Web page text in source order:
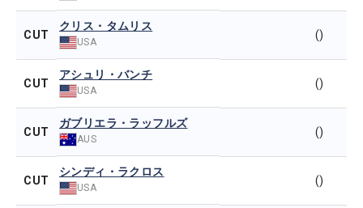
CUT
クリス・タムリス
USA
()
CUT
アシュリ・バンチ
USA
()
CUT
ガブリエラ・ラッフルズ
AUS
()
CUT
シンディ・ラクロス
USA
()